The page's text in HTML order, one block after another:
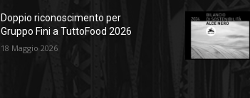
Doppio riconoscimento per
Gruppo Fini a TuttoFood 2026
18 Maggio 2026